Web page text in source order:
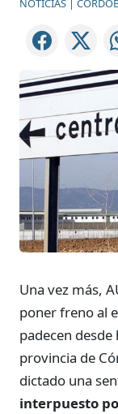
NOTICIAS |
Una vez más,
poner freno al
padecen desde
provincia de
dictado una
interpuesto